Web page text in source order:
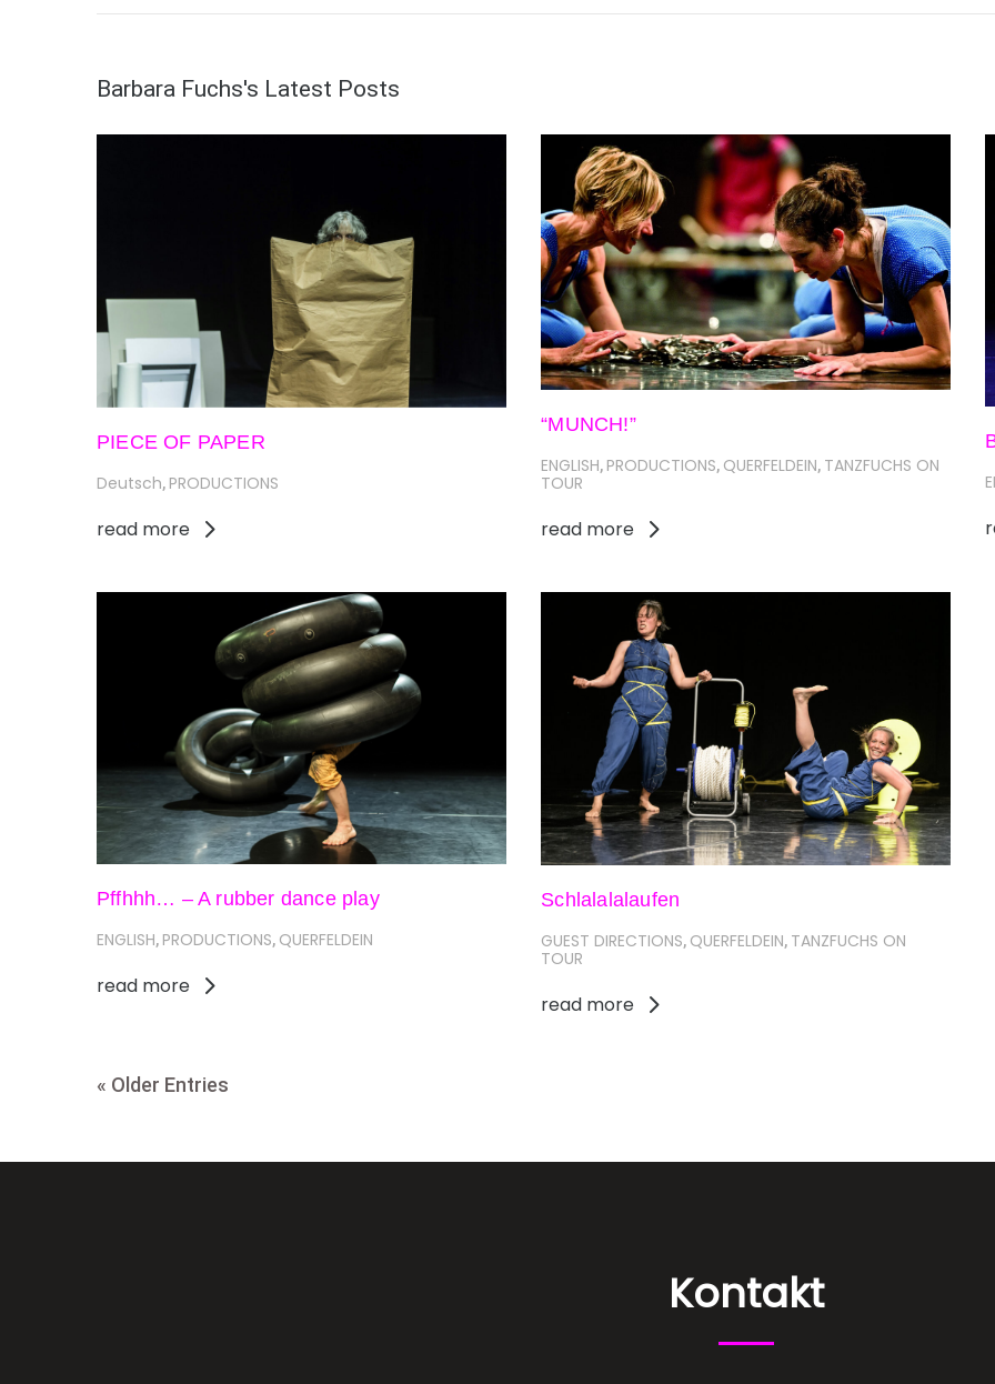
Barbara Fuchs's Latest Posts
PIECE OF PAPER
Deutsch, PRODUCTIONS
read more
“MUNCH!”
ENGLISH, PRODUCTIONS, QUERFELDEIN, TANZFUCHS ON
TOUR
read more
Pffhhh… – A rubber dance play
ENGLISH, PRODUCTIONS, QUERFELDEIN
read more
Schlalalalaufen
GUEST DIRECTIONS, QUERFELDEIN, TANZFUCHS ON
TOUR
read more
« Older Entries
Kontakt